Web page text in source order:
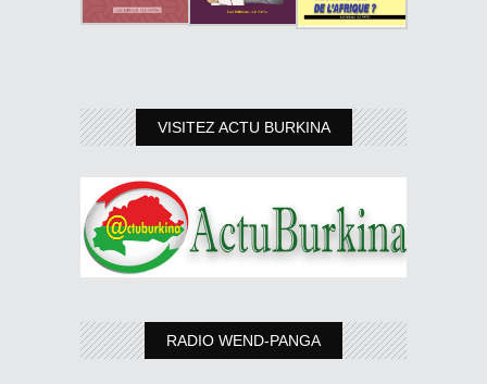
VISITEZ ACTU BURKINA
RADIO WEND-PANGA